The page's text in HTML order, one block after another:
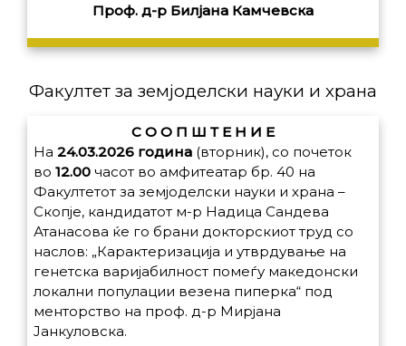
Проф. д-р Билјана Камчевска
Факултет за земјоделски науки и храна
С О О П Ш Т Е Н И Е
На 24.03.2026 година (вторник), со почеток
во 12.00 часот во амфитеатар бр. 40 на
Факултетот за земјоделски науки и храна –
Скопје, кандидатот м-р Надица Сандева
Атанасова ќе го брани докторскиот труд со
наслов: „Карактеризација и утврдување на
генетска варијабилност помеѓу македонски
локални популации везена пиперка“ под
менторство на проф. д-р Мирјана
Јанкуловска.